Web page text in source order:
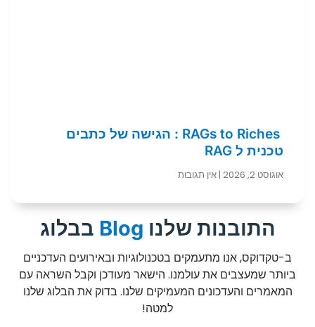
RAGs to Riches : הגישה של כתבים
טכנית ל RAG
אוגוסט 2, 2026 אין תגובות
התובנות שלנוBlogבבלוג
ב-טקדוקס, אנו מתעמקים בטכנולוגיות ובאירועים העדכניים
ביותר שמעצבים את עולמנו. הישאר מעודכן וקבל השראה עם
המאמרים והעדכונים המעמיקים שלנו. בדוק את הבלוג שלנו
למטה!